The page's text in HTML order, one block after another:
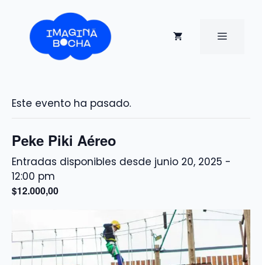
contenido
MENÚ
Este evento ha pasado.
Peke Piki Aéreo
junio 20, 2025 -
12:00 pm
$12.000,00